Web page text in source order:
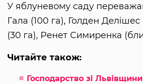
У яблуневому саду
Гала (100 га), Голден
(30 га), Ренет Симиренка
Читайте також:
Господарство зі